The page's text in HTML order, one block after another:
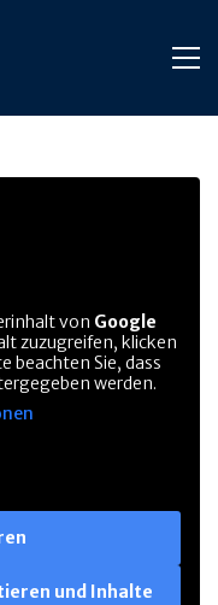
von Google
zuzugreifen, klicken
beachten Sie, dass
werden.
und Inhalte